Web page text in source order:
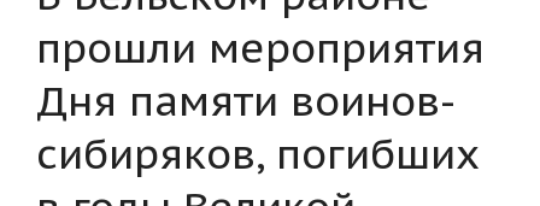
прошли мероприятия
Дня памяти воинов-
сибиряков, погибших